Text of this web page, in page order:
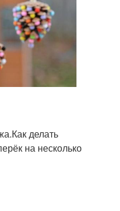
делать
на несколько